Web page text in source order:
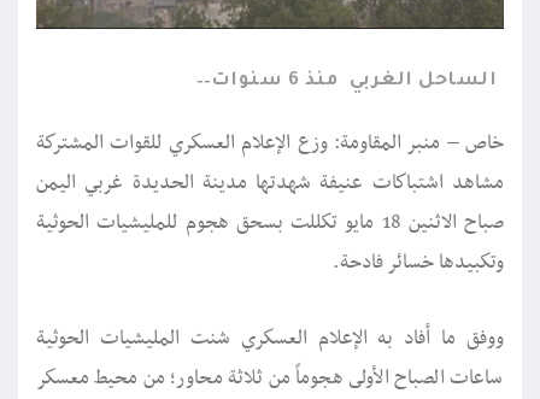
الساحل الغربي منذ 6 سنوات
خاص – منبر المقاومة: وزع الإعلام العسكري للقوات المشتركة
مشاهد اشتباكات عنيفة شهدتها مدينة الحديدة غربي اليمن
صباح الاثنين 18 مايو تكللت بسحق هجوم للمليشيات الحوثية
وتكبيدها خسائر فادحة.
ووفق ما أفاد به الإعلام العسكري شنت المليشيات الحوثية
ساعات الصباح الأولى هجوماً من ثلاثة محاور؛ من محيط معسكر